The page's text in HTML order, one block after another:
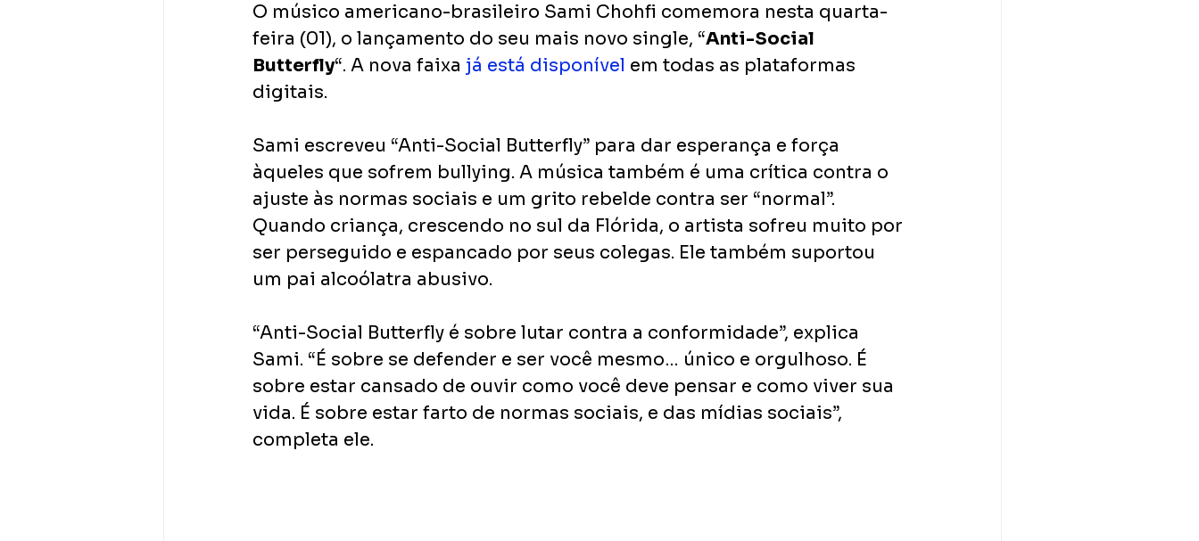
O músico americano-brasileiro Sami Chohfi comemora nesta quarta-
feira (01), o lançamento do seu mais novo single, “Anti-Social
Butterfly“. A nova faixa já está disponível em todas as plataformas
digitais.
Sami escreveu “Anti-Social Butterfly” para dar esperança e força
àqueles que sofrem bullying. A música também é uma crítica contra o
ajuste às normas sociais e um grito rebelde contra ser “normal”.
Quando criança, crescendo no sul da Flórida, o artista sofreu muito por
ser perseguido e espancado por seus colegas. Ele também suportou
um pai alcoólatra abusivo.
“Anti-Social Butterfly é sobre lutar contra a conformidade”, explica
Sami. “É sobre se defender e ser você mesmo… único e orgulhoso. É
sobre estar cansado de ouvir como você deve pensar e como viver sua
vida. É sobre estar farto de normas sociais, e das mídias sociais”,
completa ele.